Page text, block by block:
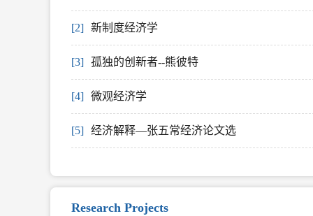
[2] 新制度经济学
[3] 孤独的创新者--熊彼特
[4] 微观经济学
[5] 经济解释—张五常经济论文选
Research Projects